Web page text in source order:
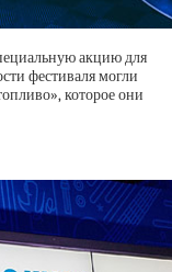
акцию для
фестиваля могли
которое они